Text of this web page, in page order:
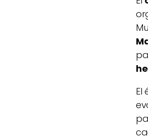
El